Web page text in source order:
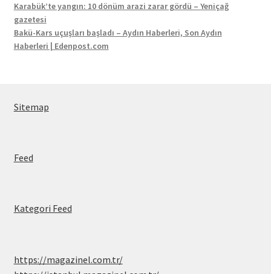
Karabük’te yangın: 10 dönüm arazi zarar gördü – Yeniçağ
gazetesi
Bakü-Kars uçuşları başladı – Aydın Haberleri, Son Aydın
Haberleri | Edenpost.com
Sitemap
Feed
Kategori Feed
https://magazinel.com.tr/